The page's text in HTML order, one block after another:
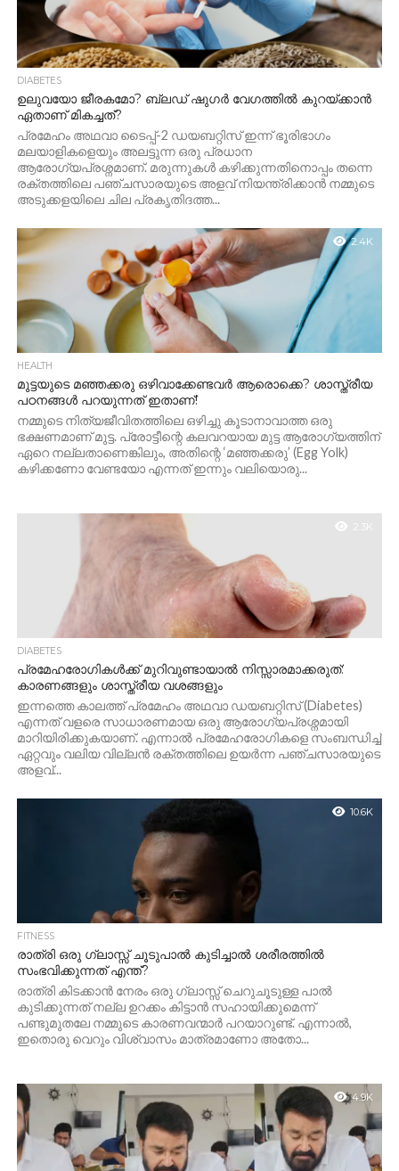
DIABETES
ഉലുവയോ ജീരകമോ? ബ്ലഡ് ഷുഗർ വേഗത്തിൽ കുറയ്ക്കാൻ
ഏതാണ് മികച്ചത്?
പ്രമേഹം അഥവാ ടൈപ്പ്-2 ഡയബറ്റിസ് ഇന്ന് ഭൂരിഭാഗം
മലയാളികളെയും അലട്ടുന്ന ഒരു പ്രധാന
ആരോഗ്യപ്രശ്നമാണ്. മരുന്നുകൾ കഴിക്കുന്നതിനൊപ്പം തന്നെ
രക്തത്തിലെ പഞ്ചസാരയുടെ അളവ് നിയന്ത്രിക്കാൻ നമ്മുടെ
അടുക്കളയിലെ ചില പ്രകൃതിദത്ത...
2.4K
HEALTH
മുട്ടയുടെ മഞ്ഞക്കരു ഒഴിവാക്കേണ്ടവർ ആരൊക്കെ? ശാസ്ത്രീയ
പഠനങ്ങൾ പറയുന്നത് ഇതാണ്!
നമ്മുടെ നിത്യജീവിതത്തിലെ ഒഴിച്ചു കൂടാനാവാത്ത ഒരു
ഭക്ഷണമാണ് മുട്ട. പ്രോട്ടീന്റെ കലവറയായ മുട്ട ആരോഗ്യത്തിന്
ഏറെ നല്ലതാണെങ്കിലും, അതിന്റെ ‘മഞ്ഞക്കരു’ (Egg Yolk)
കഴിക്കണോ വേണ്ടയോ എന്നത് ഇന്നും വലിയൊരു...
2.3K
DIABETES
പ്രമേഹരോഗികൾക്ക് മുറിവുണ്ടായാൽ നിസ്സാരമാക്കരുത്:
കാരണങ്ങളും ശാസ്ത്രീയ വശങ്ങളും
ഇന്നത്തെ കാലത്ത് പ്രമേഹം അഥവാ ഡയബറ്റിസ് (Diabetes)
എന്നത് വളരെ സാധാരണമായ ഒരു ആരോഗ്യപ്രശ്നമായി
മാറിയിരിക്കുകയാണ്. എന്നാൽ പ്രമേഹരോഗികളെ സംബന്ധിച്ച്
ഏറ്റവും വലിയ വില്ലൻ രക്തത്തിലെ ഉയർന്ന പഞ്ചസാരയുടെ
അളവ്...
10.6K
FITNESS
രാത്രി ഒരു ഗ്ലാസ്സ് ചൂടുപാൽ കുടിച്ചാൽ ശരീരത്തിൽ
സംഭവിക്കുന്നത് എന്ത്?
രാത്രി കിടക്കാൻ നേരം ഒരു ഗ്ലാസ്സ് ചെറുചൂടുള്ള പാൽ
കുടിക്കുന്നത് നല്ല ഉറക്കം കിട്ടാൻ സഹായിക്കുമെന്ന്
പണ്ടുമുതലേ നമ്മുടെ കാരണവന്മാർ പറയാറുണ്ട്. എന്നാൽ,
ഇതൊരു വെറും വിശ്വാസം മാത്രമാണോ അതോ...
4.9K